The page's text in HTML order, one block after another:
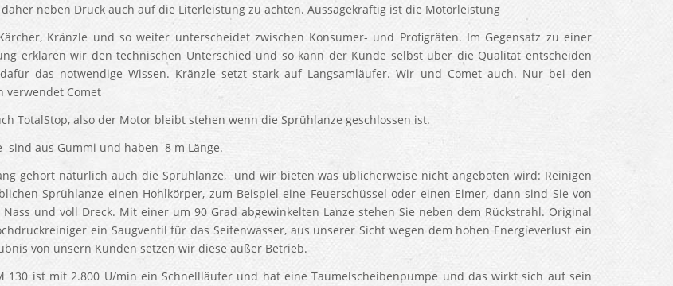
neben Druck auch auf die Literleistung zu achten. Aussagekräftig ist die Motorleistung
Kränzle und so weiter unterscheidet zwischen Konsumer- und Profigräten. Im Gegensatz zu einer
erklären wir den technischen Unterschied und so kann der Kunde selbst über die Qualität entscheiden
das notwendige Wissen. Kränzle setzt stark auf Langsamläufer. Wir und Comet auch. Nur bei den
verwendet Comet
TotalStop, also der Motor bleibt stehen wenn die Sprühlanze geschlossen ist.
sind aus Gummi und haben 8 m Länge.
gehört natürlich auch die Sprühlanze, und wir bieten was üblicherweise nicht angeboten wird: Reinigen
Sprühlanze einen Hohlkörper, zum Beispiel eine Feuerschüssel oder einen Eimer, dann sind Sie von
und voll Dreck. Mit einer um 90 Grad abgewinkelten Lanze stehen Sie neben dem Rückstrahl. Original
ein Saugventil für das Seifenwasser, aus unserer Sicht wegen dem hohen Energieverlust ein
von unsern Kunden setzen wir diese außer Betrieb.
130 ist mit 2.800 U/min ein Schnellläufer und hat eine Taumelscheibenpumpe und das wirkt sich auf sein